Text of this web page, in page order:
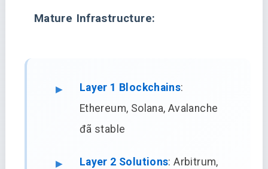
Mature Infrastructure:
Layer 1 Blockchains:
Ethereum, Solana, Avalanche
đã stable
Layer 2 Solutions: Arbitrum,